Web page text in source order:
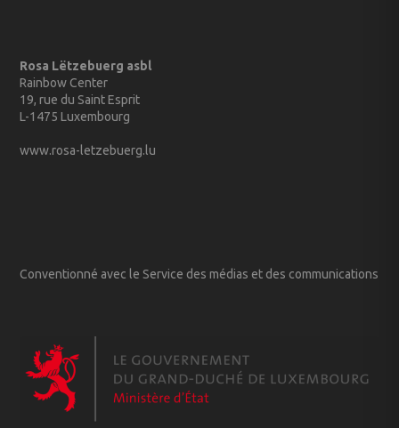
Rosa Lëtzebuerg asbl
Rainbow Center
19, rue du Saint Esprit
L-1475 Luxembourg
www.rosa-letzebuerg.lu
Conventionné avec le Service des médias et des communications